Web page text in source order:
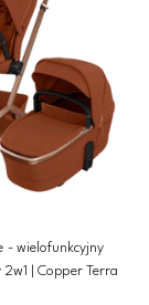
- wielofunkcyjny
2w1 | Copper Terra